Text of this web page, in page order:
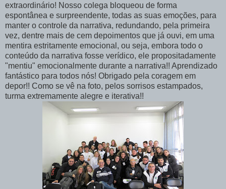
extraordinário! Nosso colega bloqueou de forma
espontânea e surpreendente, todas as suas emoções, para
manter o controle da narrativa, redundando, pela primeira
vez, dentre mais de cem depoimentos que já ouvi, em uma
mentira estritamente emocional, ou seja, embora todo o
conteúdo da narrativa fosse verídico, ele propositadamente
"mentiu" emocionalmente durante a narrativa!! Aprendizado
fantástico para todos nós! Obrigado pela coragem em
depor!! Como se vê na foto, pelos sorrisos estampados,
turma extremamente alegre e iterativa!!